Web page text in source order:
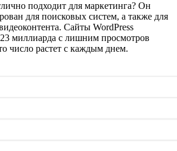
подходит для маркетинга? Он
для поисковых систем, а также для
Сайты WordPress
миллиарда с лишним просмотров
число растет с каждым днем.